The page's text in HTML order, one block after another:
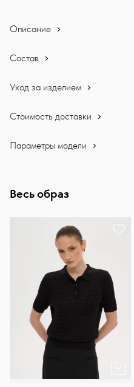
Описание
Состав
Уход за изделием
Стоимость доставки
Параметры модели
Весь образ